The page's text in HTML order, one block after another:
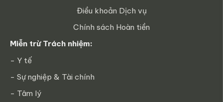
Điều khoản Dịch vụ
Chính sách Hoàn tiền
Miễn trừ Trách nhiệm:
- Y tế
- Sự nghiệp & Tài chính
- Tâm lý